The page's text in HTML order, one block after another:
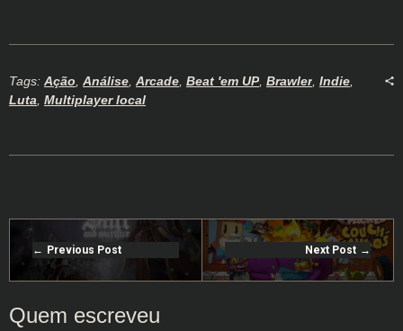
Tags: Ação, Análise, Arcade, Beat 'em UP, Brawler, Indie,
Luta, Multiplayer local
Previous Post Next Post